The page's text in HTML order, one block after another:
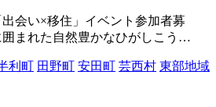
会い×移住」イベント参加者募
まれた自然豊かなひがしこう…
利町 田野町 安田町 芸西村 東部地域